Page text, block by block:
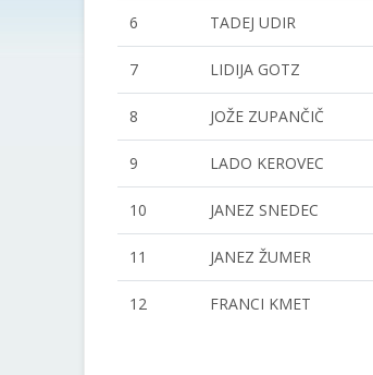
6 TADEJ UDIR
7 LIDIJA GOTZ
8 JOŽE ZUPANČIČ
9 LADO KEROVEC
10 JANEZ SNEDEC
11 JANEZ ŽUMER
12 FRANCI KMET